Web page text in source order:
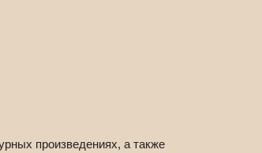
произведениях, а также